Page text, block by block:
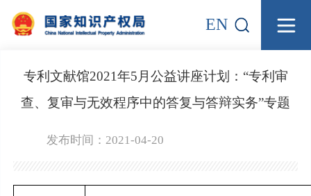
EN
专利文献馆2021年5月公益讲座计划：“专利审
查、复审与无效程序中的答复与答辩实务”专题
发布时间：2021-04-20